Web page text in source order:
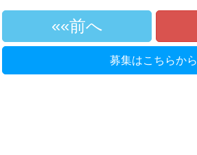
«前へ
募集はこちらから